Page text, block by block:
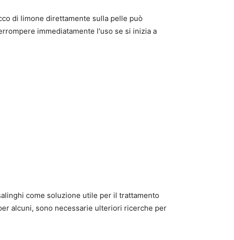
di limone direttamente sulla pelle può
immediatamente l'uso se si inizia a
come soluzione utile per il trattamento
alcuni, sono necessarie ulteriori ricerche per